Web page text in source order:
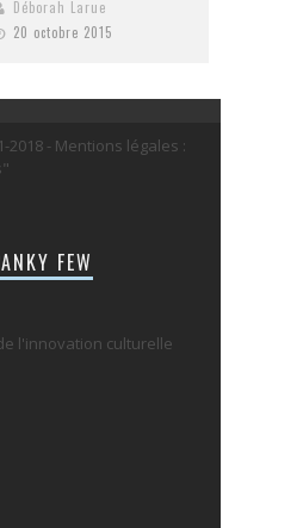
Déborah Larue
20 octobre 2015
2018 - Mentions légales :
FEW
l'innovation culturelle